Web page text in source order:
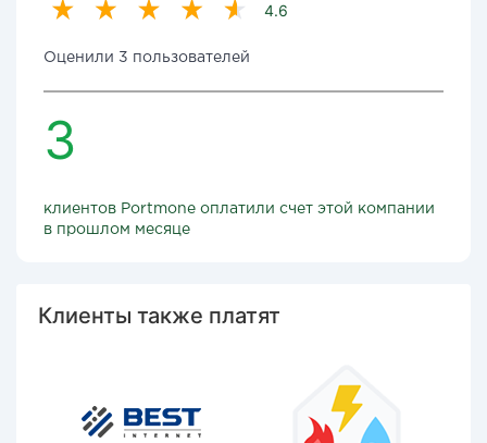
4.6
Оценили 3 пользователей
3
клиентов Portmone оплатили счет этой компании
в прошлом месяце
Клиенты также платят